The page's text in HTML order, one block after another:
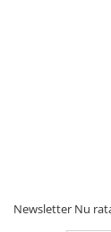
Newsletter Nu